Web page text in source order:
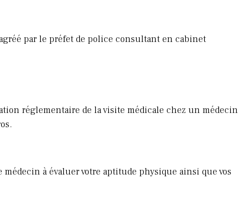
par le préfet de police consultant en cabinet
réglementaire de la visite médicale chez un médecin
à évaluer votre aptitude physique ainsi que vos